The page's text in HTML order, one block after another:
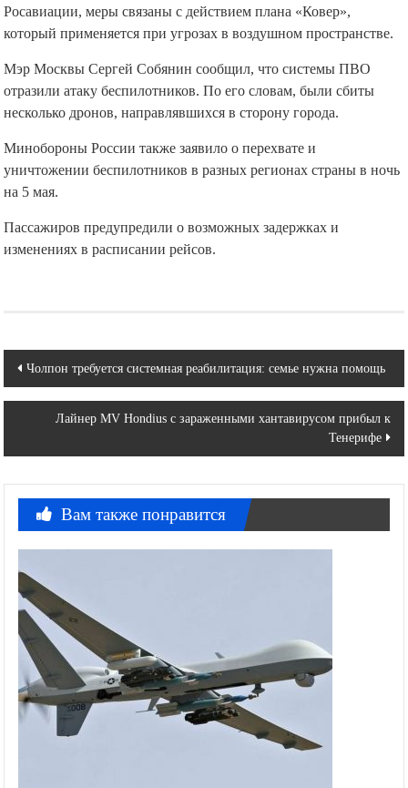
Росавиации, меры связаны с действием плана «Ковер»,
который применяется при угрозах в воздушном пространстве.
Мэр Москвы Сергей Собянин сообщил, что системы ПВО
отразили атаку беспилотников. По его словам, были сбиты
несколько дронов, направлявшихся в сторону города.
Минобороны России также заявило о перехвате и
уничтожении беспилотников в разных регионах страны в ночь
на 5 мая.
Пассажиров предупредили о возможных задержках и
изменениях в расписании рейсов.
Навигация
по
записям
Чолпон требуется системная реабилитация: семье нужна помощь
Лайнер MV Hondius с зараженными хантавирусом прибыл к
Тенерифе
Вам также понравится